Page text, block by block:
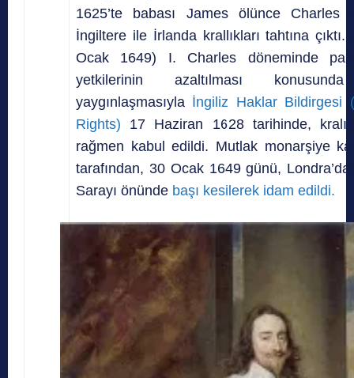
1625’te babası James ölünce Charles
İngiltere ile İrlanda krallıkları tahtına
Ocak 1649) I. Charles döneminde
yetkilerinin azaltılması
yaygınlaşmasıyla İngiliz Haklar Bildirgesi
Rights) 17 Haziran 1628 tarihinde,
rağmen kabul edildi. Mutlak monarşiye
tarafından, 30 Ocak 1649 günü,
Sarayı önünde başı kesilerek idam edildi.